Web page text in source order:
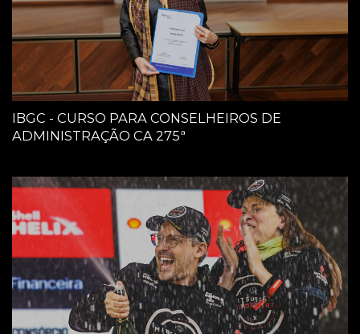
IBGC - CURSO PARA CONSELHEIROS DE
ADMINISTRAÇÃO CA 275ª